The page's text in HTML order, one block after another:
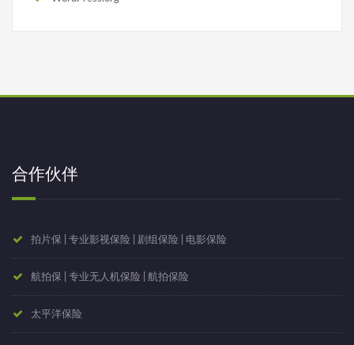
合作伙伴
拍片保 | 专业影视保险 | 剧组保险 | 电影保险
航拍保 | 专业无人机保险 | 航拍保险
太平洋保险